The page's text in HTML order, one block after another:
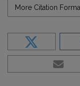
More Citation